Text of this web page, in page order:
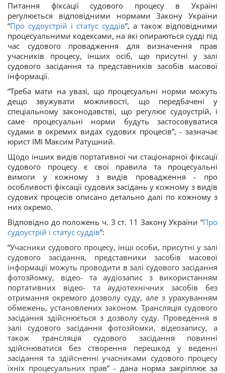
Питання фіксації судового процесу в Україні
регулюється відповідними нормами Закону України
“Про судоустрій і статус суддів”, а також відповідними
процесуальними кодексами, на які опираються судді під
час судового провадження для визначення прав
учасників процесу, інших осіб, що присутні у залі
судового засідання та представників засобів масової
інформації.
“Треба мати на увазі, що процесуальні норми можуть
дещо звужувати можливості, що передбачені у
спеціальному законодавстві, що регулює судоустрій, і
саме процесуальні норми будуть застосовуватися
судами в окремих видах судових процесів”, - зазначає
юрист ІМІ Максим Ратушний.
Щодо інших видів портативної чи стаціонарної фіксації
судового процесу є свої правила та процесуальні
вимоги у кожному з видів провадження - про
особливості фіксації судових засідань у кожному з видів
судових процесів описано детально далі по кожному з
них окремо.
Відповідно до положень ч. 3 ст. 11 Закону України “Про
судоустрій і статус суддів”:
“Учасники судового процесу, інші особи, присутні у залі
судового засідання, представники засобів масової
інформації можуть проводити в залі судового засідання
фотозйомку, відео- та аудіозапис з використанням
портативних відео- та аудіотехнічних засобів без
отримання окремого дозволу суду, але з урахуванням
обмежень, установлених законом. Трансляція судового
засідання здійснюється з дозволу суду. Проведення в
залі судового засідання фотозйомки, відеозапису, а
також трансляція судового засідання повинні
здійснюватися без створення перешкод у веденні
засідання та здійсненні учасниками судового процесу
їхніх процесуальних прав” - дана норма закріплює за